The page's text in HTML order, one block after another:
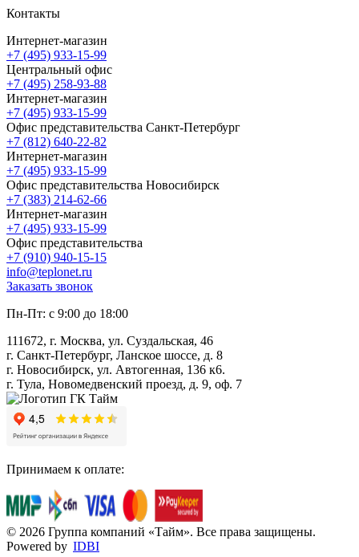
Контакты
Интернет-магазин
+7 (495) 933-15-99
Центральный офис
+7 (495) 258-93-88
Интернет-магазин
+7 (495) 933-15-99
Офис представительства Санкт-Петербург
+7 (812) 640-22-82
Интернет-магазин
+7 (495) 933-15-99
Офис представительства Новосибирск
+7 (383) 214-62-66
Интернет-магазин
+7 (495) 933-15-99
Офис представительства
+7 (910) 940-15-15
info@teplonet.ru
Заказать звонок
Пн-Пт: с 9:00 до 18:00
111672, г. Москва, ул. Суздальская, 46
г. Санкт-Петербург, Ланское шоссе, д. 8
г. Новосибирск, ул. Автогенная, 136 к6.
г. Тула, Новомедвенский проезд, д. 9, оф. 7
Принимаем к оплате:
© 2026 Группа компаний «Тайм». Все права защищены.
Powered by IDBI